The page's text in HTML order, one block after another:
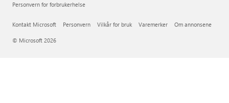
Personvern for forbrukerhelse
Kontakt Microsoft Personvern Vilkår for bruk Varemerker Om annonsene
© Microsoft 2026